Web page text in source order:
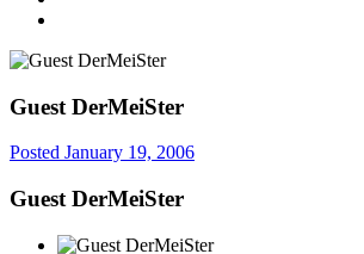
Guest DerMeiSter
Posted January 19, 2006
Guest DerMeiSter